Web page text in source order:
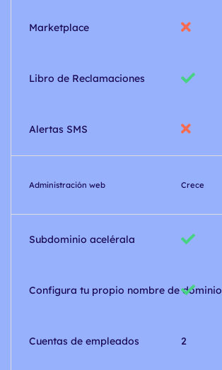
Marketplace
Libro de Reclamaciones
Alertas SMS
Administración web Crece
Subdominio acelérala
Configura tu propio nombre de dominio
Cuentas de empleados 2